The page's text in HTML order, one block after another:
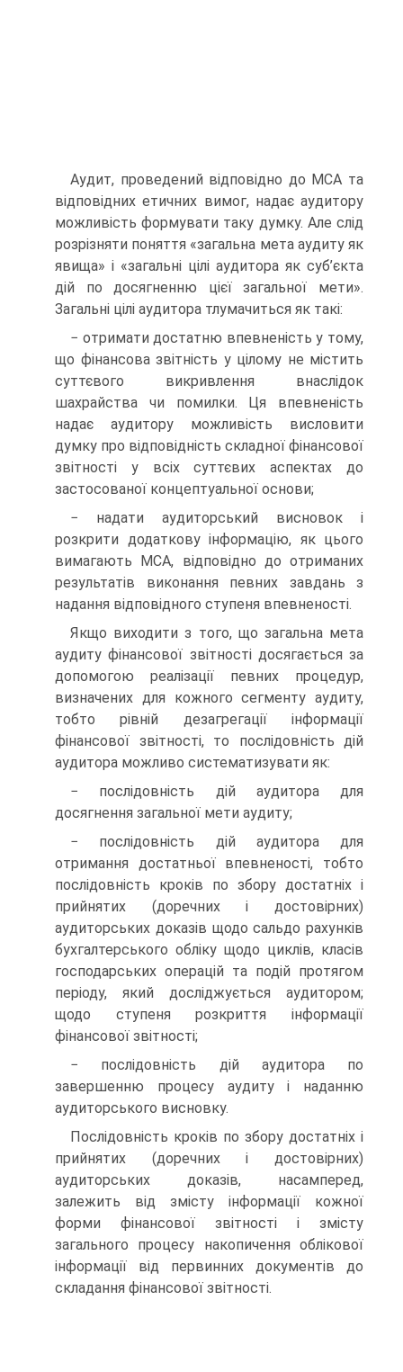
Аудит, проведений відповідно до МСА та
відповідних етичних вимог, надає аудитору
можливість формувати таку думку. Але слід
розрізняти поняття «загальна мета аудиту як
явища» і «загальні цілі аудитора як суб’єкта
дій по досягненню цієї загальної мети».
Загальні цілі аудитора тлумачиться як такі:
− отримати достатню впевненість у тому,
що фінансова звітність у цілому не містить
суттєвого викривлення внаслідок
шахрайства чи помилки. Ця впевненість
надає аудитору можливість висловити
думку про відповідність складної фінансової
звітності у всіх суттєвих аспектах до
застосованої концептуальної основи;
− надати аудиторський висновок і
розкрити додаткову інформацію, як цього
вимагають МСА, відповідно до отриманих
результатів виконання певних завдань з
надання відповідного ступеня впевненості.
Якщо виходити з того, що загальна мета
аудиту фінансової звітності досягається за
допомогою реалізації певних процедур,
визначених для кожного сегменту аудиту,
тобто рівній дезагрегації інформації
фінансової звітності, то послідовність дій
аудитора можливо систематизувати як:
− послідовність дій аудитора для
досягнення загальної мети аудиту;
− послідовність дій аудитора для
отримання достатньої впевненості, тобто
послідовність кроків по збору достатніх і
прийнятих (доречних і достовірних)
аудиторських доказів щодо сальдо рахунків
бухгалтерського обліку щодо циклів, класів
господарських операцій та подій протягом
періоду, який досліджується аудитором;
щодо ступеня розкриття інформації
фінансової звітності;
− послідовність дій аудитора по
завершенню процесу аудиту і наданню
аудиторського висновку.
Послідовність кроків по збору достатніх і
прийнятих (доречних і достовірних)
аудиторських доказів, насамперед,
залежить від змісту інформації кожної
форми фінансової звітності і змісту
загального процесу накопичення облікової
інформації від первинних документів до
складання фінансової звітності.